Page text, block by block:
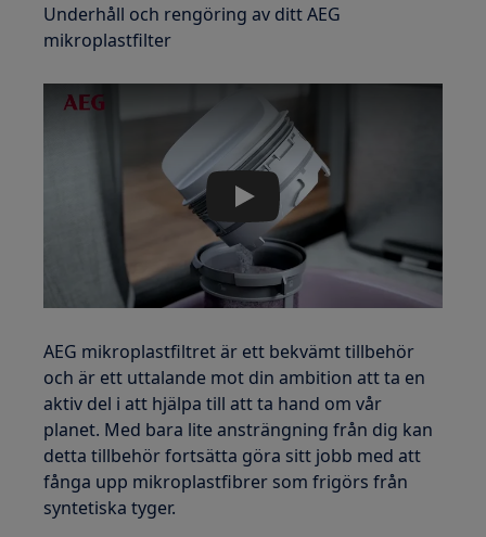
Underhåll och rengöring av ditt AEG
mikroplastfilter
Play
AEG mikroplastfiltret är ett bekvämt tillbehör
och är ett uttalande mot din ambition att ta en
aktiv del i att hjälpa till att ta hand om vår
planet. Med bara lite ansträngning från dig kan
detta tillbehör fortsätta göra sitt jobb med att
fånga upp mikroplastfibrer som frigörs från
syntetiska tyger.